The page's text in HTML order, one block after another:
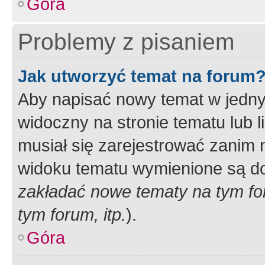
Problemy z pisaniem
Jak utworzyć temat na
Aby napisać nowy temat w
widoczny na stronie tematu lub
musiał się zarejestrować
widoku tematu wymienione są
zakładać nowe tematy na tym
tym forum, itp.).
Góra